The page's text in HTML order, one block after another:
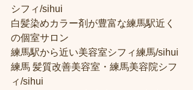
シフィ/sihui
白髪染めカラー剤が豊富な練馬駅近く
の個室サロン
練馬駅から近い美容室シフィ練馬/sihui
練馬 髪質改善美容室・練馬美容院シフ
ィ/sihui